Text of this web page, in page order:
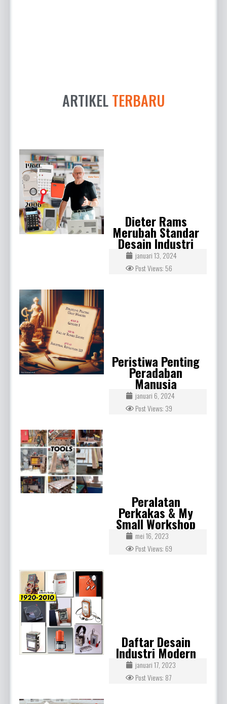
ARTIKELTERBARU
Dieter Rams
Merubah Standar
Desain Industri
januari 13, 2024
Post Views: 56
Peristiwa Penting
Peradaban
Manusia
januari 6, 2024
Post Views: 39
Peralatan
Perkakas & My
Small Workshop
mei 16, 2023
Post Views: 69
Daftar Desain
Industri Modern
januari 17, 2023
Post Views: 87